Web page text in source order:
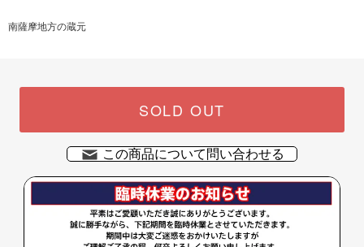
南薩摩地方の蔵元
SOLD OUT
この商品について問い合わせる